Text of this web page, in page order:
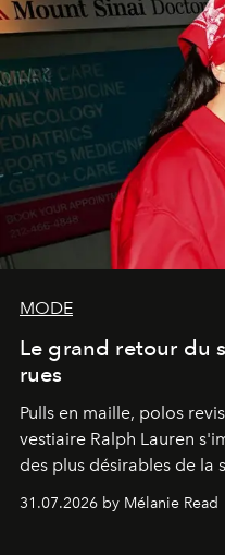
MODE
Le grand retour du
rues
Pulls en maille, polos
vestiaire Ralph Lauren
des plus désirables de la
31.07.2026 by Mélanie Read